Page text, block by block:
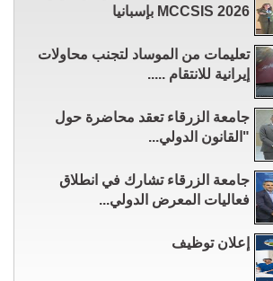
MCCSIS 2026 بإسبانيا
تعليمات من الموساد لتجنب محاولات
إيرانية للانتقام .....
جامعة الزرقاء تعقد محاضرة حول
"القانون الدولي...
جامعة الزرقاء تشارك في انطلاق
فعاليات المعرض الدولي...
إعلان توظيف